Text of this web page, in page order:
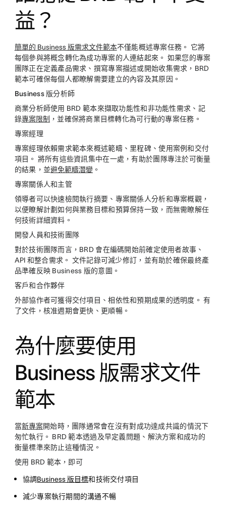
益？
簡單的 Business 版需求文件範本不僅能概述專案任務。 它將
每個參與將概念轉化為成功專案的人連結起來。 如果您的專案
團隊正在定義產品需求、撰寫專案描述或開始收集需求，BRD
範本可確保每個人都瞭解需要建立的內容及其原因。
Business 版分析師
商業分析師使用 BRD 範本來擷取功能性和非功能性需求、記
錄專案限制 ，並確保將商業目標轉化為可行動的專案任務。
專案經理
專案經理依賴需求範本來概述範疇、里程碑、使用案例和交付
項目。 將所有這些資訊集中在一處，有助於團隊專注於可衡量
的結果，並避免範疇潛變 。
專案關係人和主管
領導者可以快速檢閱執行摘要、專案關係人分析和專案概觀，
以便瞭解計劃如何與業務目標和預算保持一致，而無需瞭解任
何技術詳細資料。
開發人員和技術團隊
對於技術團隊而言，BRD 會在編碼開始前確定使用者故事、
API 和整合需求。 文件記錄可減少修訂，並有助於確保最終產
品準確反映 Business 版的意圖。
客戶和合作夥伴
外部協作者可獲得交付項目、相依性和預期成果的透明度。 有
了文件，核准週期會更快、更順暢。
為什麼要使用
Business 版需求文件
範本
當新專案開始時，團隊通常會在沒有對成功達成共識的情況下
匆忙執行。 BRD 範本透過及早定義問題、解決方案和成功的
衡量標準來防止這種情況。
使用 BRD 範本，即可
協調Business 版目標和技術交付項目
減少專案執行期間的溝通不暢